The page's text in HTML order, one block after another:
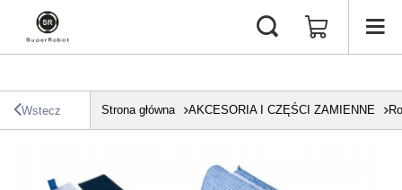
Wstecz Strona główna AKCESORIA I CZĘŚCI ZAMIENNE